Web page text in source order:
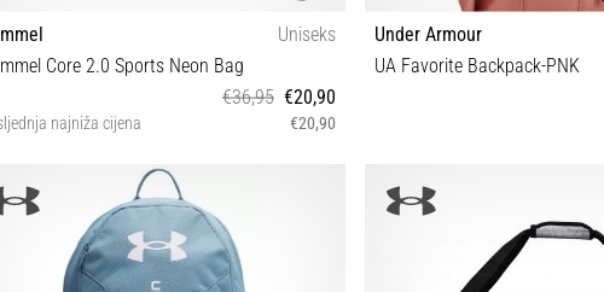
Uniseks
Core 2.0 Sports Neon Bag
€36,95 €20,90
najniža cijena €20,90
Under Armour
UA Favorite Backpack-PNK